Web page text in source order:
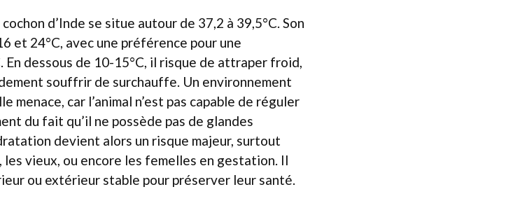
d’Inde se situe autour de 37,2 à 39,5°C. Son
et 24°C, avec une préférence pour une
dessous de 10-15°C, il risque de attraper froid,
souffrir de surchauffe. Un environnement
menace, car l’animal n’est pas capable de réguler
du fait qu’il ne possède pas de glandes
devient alors un risque majeur, surtout
les vieux, ou encore les femelles en gestation. Il
ou extérieur stable pour préserver leur santé.